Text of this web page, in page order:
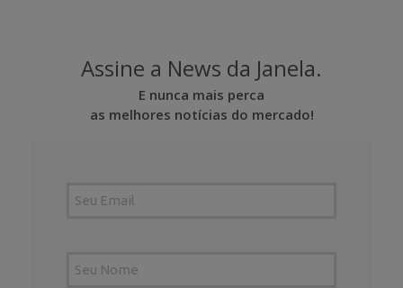
Assine a News da Janela.
E nunca mais perca
as melhores notícias do mercado!